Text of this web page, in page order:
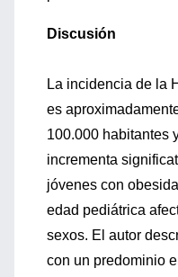
Discusión
La incidencia de la
es
100.000 habitantes
incrementa
jóvenes con
edad pediátrica
sexos. El autor
con un predominio